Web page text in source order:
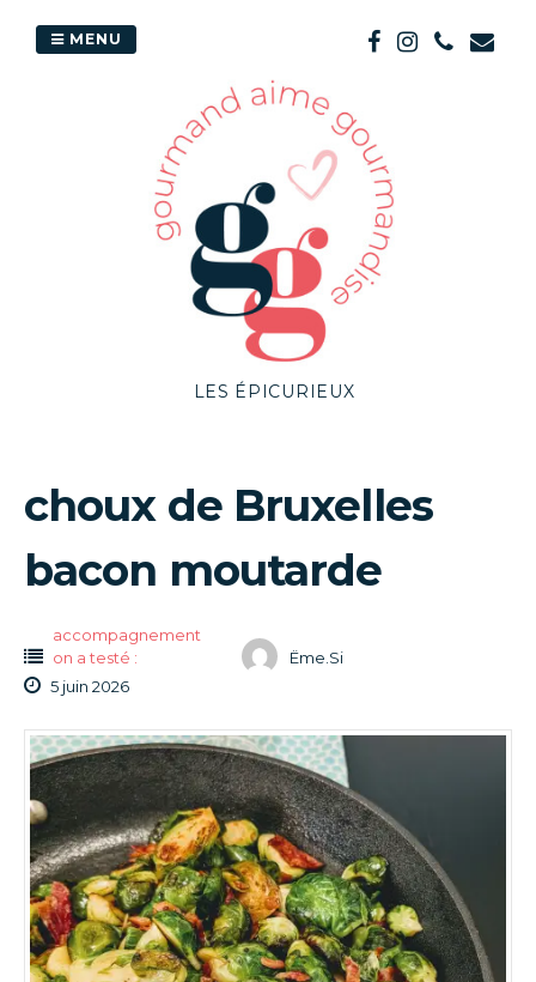
LES ÉPICURIEUX
MENU
choux de Bruxelles
bacon moutarde
accompagnement
on a testé :
Ëme.Si
5 juin 2026